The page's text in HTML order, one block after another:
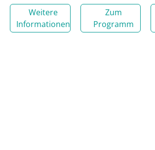
Weitere
Informationen
Zum
Programm